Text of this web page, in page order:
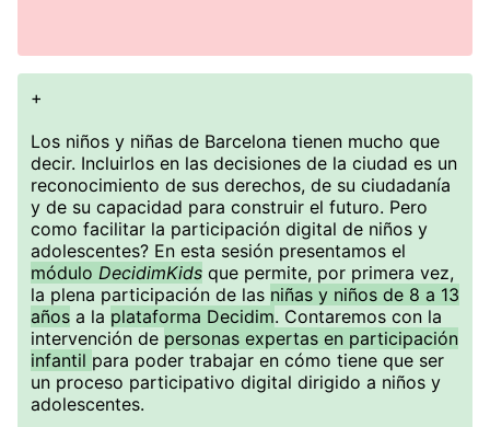
+
Los niños y niñas de Barcelona tienen mucho que
decir. Incluirlos en las decisiones de la ciudad es un
reconocimiento de sus derechos, de su ciudadanía
y de su capacidad para construir el futuro. Pero
como facilitar la participación digital de niños y
adolescentes? En esta sesión presentamos el
módulo DecidimKids que permite, por primera vez,
la plena participación de las niñas y niños de 8 a 13
años a la plataforma Decidim. Contaremos con la
intervención de personas expertas en participación
infantil para poder trabajar en cómo tiene que ser
un proceso participativo digital dirigido a niños y
adolescentes.